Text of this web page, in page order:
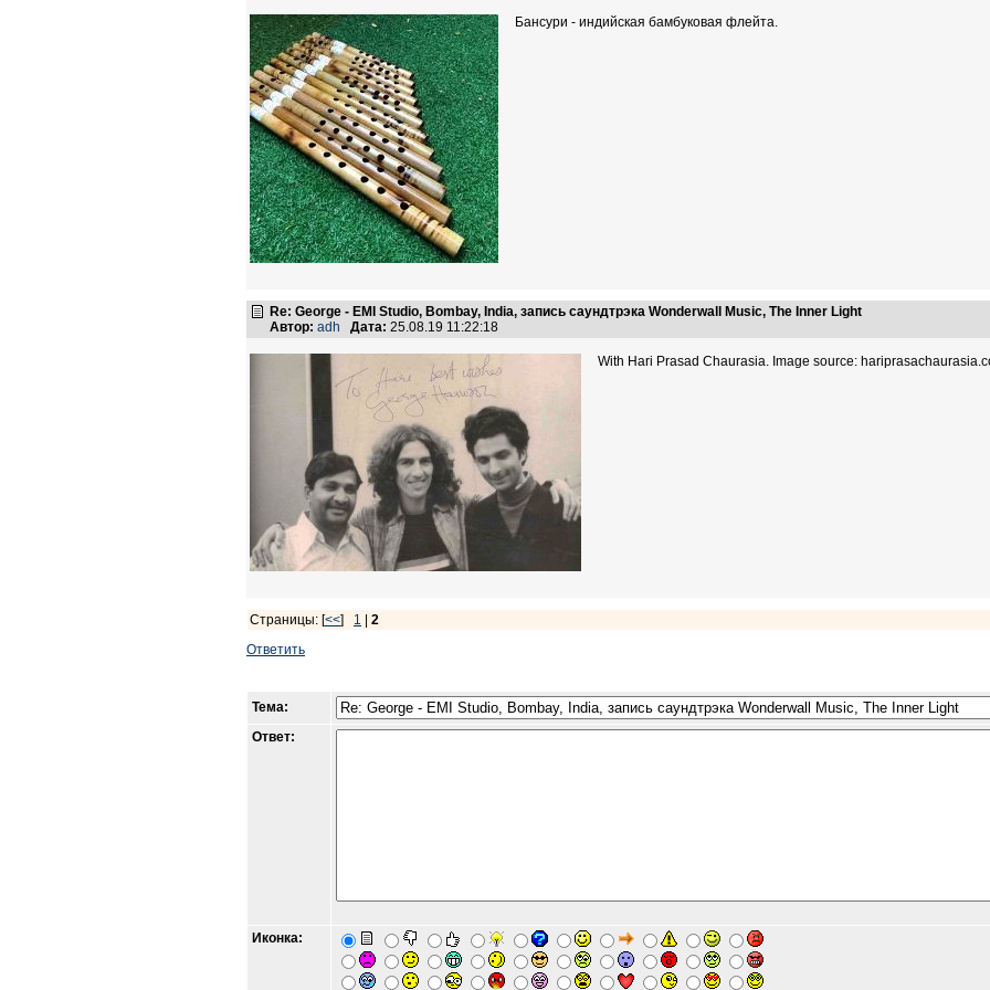
Бансури - индийская бамбуковая флейта.
Re: George - EMI Studio, Bombay, India, запись саундтрэка Wonderwall Music, The Inner Light
Автор: adh Дата: 25.08.19 11:22:18
With Hari Prasad Chaurasia. Image source:
Страницы: [<<] 1
2
Ответить
Тема:
Ответ:
Иконка: